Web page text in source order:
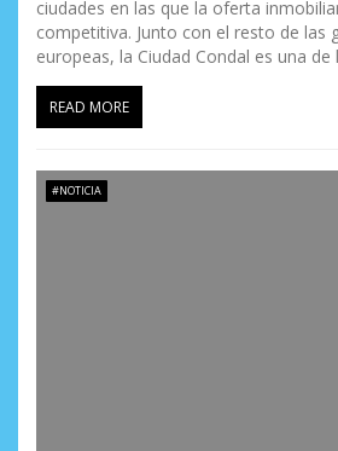
ciudades en las que la oferta
competitiva. Junto con el resto de las
europeas, la Ciudad Condal es una de l
READ MORE
#NOTICIA